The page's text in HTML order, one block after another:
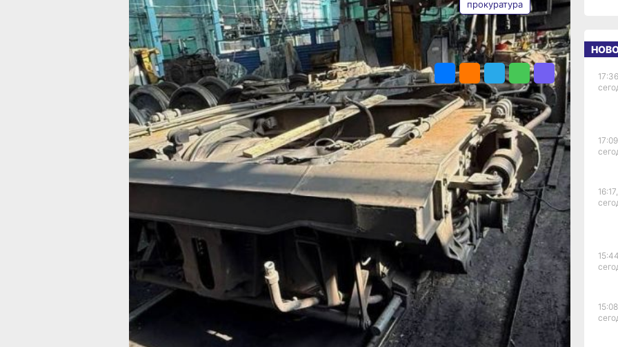
Причины трагедии устанавливаются
Фото:телеграм-канал Дальневосточной
транспортной прокуратуры
Транспортная прокуратура
Комсомольска‑на‑Амуре организовала
проверку после смертельного
травмирования сотрудника железной
дороги.
Как сообщили в Дальневосточной
транспортной прокуратуры, трагический
инцидент произошел 3 марта
в Комсомольске-на-Амуре. При
проведении работ на территории
сервисного локомотивного депо погиб
слесарь по ремонту подвижного состава.
Пострадавшего доставили в медицинское
учреждение, но спасти его не удалось —
он скончался от полученных травм.
Транспортная прокуратура проводит
проверку по факту произошедшего.
Особое внимание будет уделено
соблюдению требований законодательства
о безопасности движения и эксплуатации
железнодорожного транспорта, а также
условиям организации труда.
Надзорное ведомство также контролирует
Таисия
Субботина
прокуратура
ПОДЕЛИТЬСЯ
16:17,